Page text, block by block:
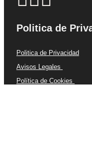
Politica de
Politica de Privacidad
Avisos Legales
Política de Cookies